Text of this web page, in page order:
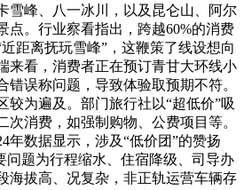
雪峰、八一冰川，以及昆仑山、阿尔
点。行业察看指出，跨越60%的消费
距离抚玩雪峰”，这鞭策了线设想向
来看，消费者正在预订青甘大环线小
错误称问题，导致体验取预期不符。
较为遍及。部门旅行社以“超低价”吸
次消费，如强制购物、公费项目等。
年数据显示，涉及“低价团”的赞扬
问题为行程缩水、住宿降级、司导办
海拔高、况复杂，非正轨运营车辆存